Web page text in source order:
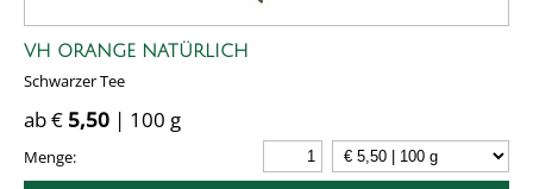
VH ORANGE NATÜRLICH
Schwarzer Tee
ab € 5,50 | 100 g
Menge: